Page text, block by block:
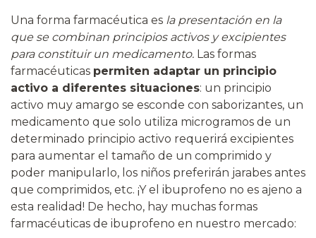
Una forma farmacéutica es la presentación en la
que se combinan principios activos y excipientes
para constituir un medicamento. Las formas
farmacéuticas permiten adaptar un principio
activo a diferentes situaciones: un principio
activo muy amargo se esconde con saborizantes, un
medicamento que solo utiliza microgramos de un
determinado principio activo requerirá excipientes
para aumentar el tamaño de un comprimido y
poder manipularlo, los niños preferirán jarabes antes
que comprimidos, etc. ¡Y el ibuprofeno no es ajeno a
esta realidad! De hecho, hay muchas formas
farmacéuticas de ibuprofeno en nuestro mercado: